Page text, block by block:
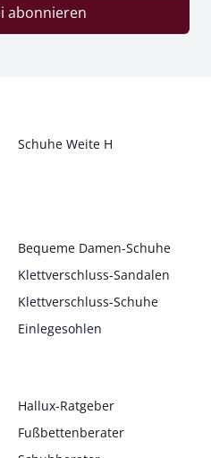
abonnieren
Schuhe Weite H
Bequeme Damen-Schuhe
Klettverschluss-Sandalen
Klettverschluss-Schuhe
Einlegesohlen
Hallux-Ratgeber
Fußbettenberater